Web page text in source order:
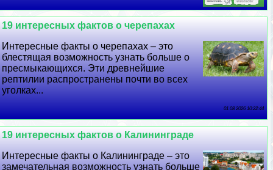
19 интересных фактов о черепахах
Интересные факты о черепахах – это
блестящая возможность узнать больше о
пресмыкающихся. Эти древнейшие
рептилии распространены почти во всех
уголках...
01 08 2026 10:22:44
19 интересных фактов о Калининграде
Интересные факты о Калининграде – это
замечательная возможность узнать больше